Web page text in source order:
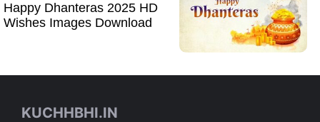
Happy Dhanteras 2025 HD
Wishes Images Download
KUCHHBHI.IN